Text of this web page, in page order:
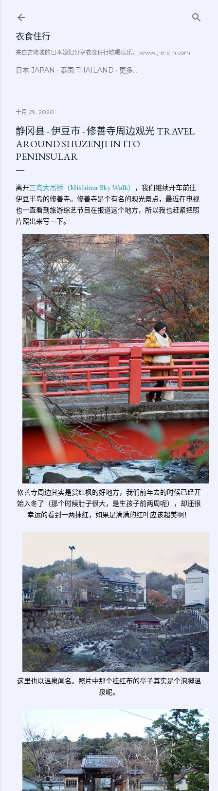
衣食住行
来自吉隆坡的日本媳妇分享衣食住行吃喝玩乐。 www.j-e-a-n.com
日本 JAPAN 泰国 THAILAND 更多…
十月 29, 2020
静冈县 - 伊豆市 - 修善寺周边观光 TRAVEL
AROUND SHUZENJI IN ITO
PENINSULAR
离开三岛大吊桥（Mishima Sky Walk）
，我们继续开车前往
伊豆半岛的修善寺。修善寺是个有名的观光景点，最近在电视
也一直看到旅游综艺节目在报道这个地方，所以我也赶紧把照
片照出来写一下。
修善寺周边其实是赏红枫的好地方，我们前年去的时候已经开
始入冬了（那个时候肚子很大，是生孩子前两周呢），却还很
幸运的看到一两抹红，如果是满满的红叶应该超美啊！
这里也以温泉闻名。照片中那个挂红布的亭子其实是个泡脚温
泉呢。